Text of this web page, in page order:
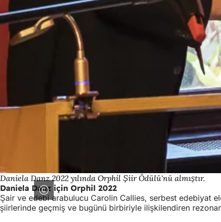
Daniela Danz 2022 yılında Orphil Şiir Ödülü'nü almıştır.
Daniela Danz için Orphil 2022
Şair ve edebi arabulucu Carolin Callies, serbest edebiyat
şiirlerinde geçmiş ve bugünü birbiriyle ilişkilendiren